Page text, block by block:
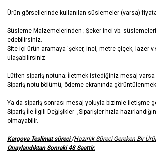
Ürün görsellerinde kullanılan süslemeler (varsa)
Süsleme Malzemelerinden ; Şeker inci vb.
edebilirsiniz.
Site içi ürün aramaya 'şeker, inci, metre çiçek, lazer
ulaşabilirsiniz.
Lütfen sipariş notuna; İletmek istediğiniz mesaj
Sipariş notu bölümü, ödeme ekranında
Ya da sipariş sonrası mesaj yoluyla bizimle iletişme
Sipariş İle İlgili Değişikler ,Siparişler hızla
olmayabilir.
Kargoya Teslimat süreci(Hazırlık Süreci Gereken Bir
Onaylandıktan Sonraki 48 Saattir.